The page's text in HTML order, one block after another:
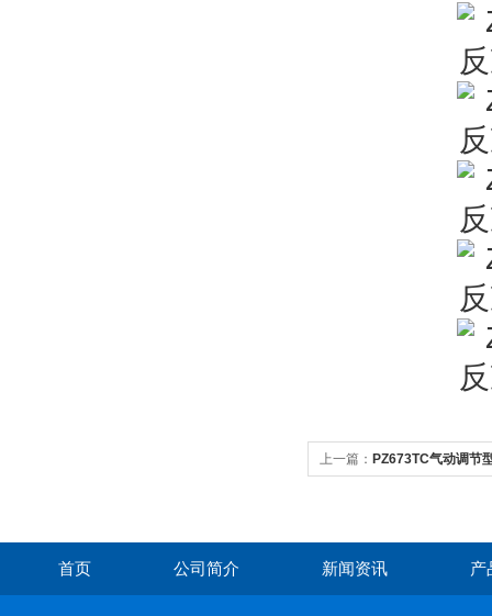
上一篇： PZ673TC气动调节
首页 公司简介 新闻资讯 产